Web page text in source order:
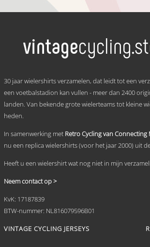
variaties.
Deze
gekozen
op
de
30 jaar wielershirts verzamelen, dat leidt tot een
een voetbalstadion kan vullen - meer dan 2400
landen. Van bekende grote wielerteams tot kleine
heden.
In samenwerking met Retro Cycling van Connecting
nu een replica wielershirts (voor het jaar 2000) uit
Heeft u een wielershirt wat nog niet in mijn
Neem contact op >
KvK: 17187839
BTW-nummer: NL816079596B01
VINTAGE CYCLING JERSEYS